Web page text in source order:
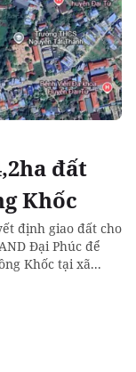
đất
Khốc
định giao đất cho
Đại Phúc để
Khốc tại xã...